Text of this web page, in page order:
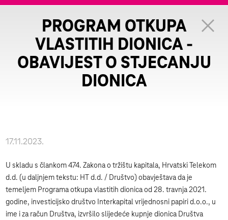
PROGRAM OTKUPA
VLASTITIH DIONICA -
OBAVIJEST O STJECANJU
DIONICA
17.11.2023.
U skladu s člankom 474. Zakona o tržištu kapitala, Hrvatski Telekom
d.d. (u daljnjem tekstu: HT d.d. / Društvo) obavještava da je
temeljem Programa otkupa vlastitih dionica od 28. travnja 2021.
godine, investicijsko društvo Interkapital vrijednosni papiri d.o.o., u
ime i za račun Društva, izvršilo slijedeće kupnje dionica Društva